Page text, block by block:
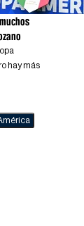
hay más